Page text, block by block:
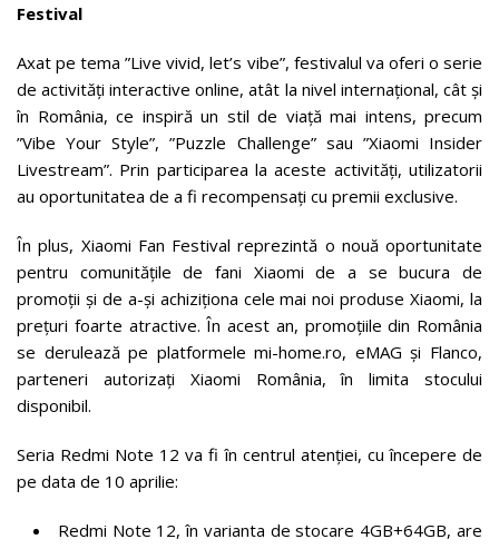
Festival
Axat pe tema ”Live vivid, let’s vibe”, festivalul va oferi o serie
de activități interactive online, atât la nivel internațional, cât și
în România, ce inspiră un stil de viață mai intens, precum
”Vibe Your Style”, ”Puzzle Challenge” sau ”Xiaomi Insider
Livestream”. Prin participarea la aceste activități, utilizatorii
au oportunitatea de a fi recompensați cu premii exclusive.
În plus, Xiaomi Fan Festival reprezintă o nouă oportunitate
pentru comunitățile de fani Xiaomi de a se bucura de
promoții și de a-și achiziționa cele mai noi produse Xiaomi, la
prețuri foarte atractive. În acest an, promoțiile din România
se derulează pe platformele mi-home.ro, eMAG și Flanco,
parteneri autorizați Xiaomi România, în limita stocului
disponibil.
Seria Redmi Note 12 va fi în centrul atenției, cu începere de
pe data de 10 aprilie:
Redmi Note 12, în varianta de stocare 4GB+64GB, are